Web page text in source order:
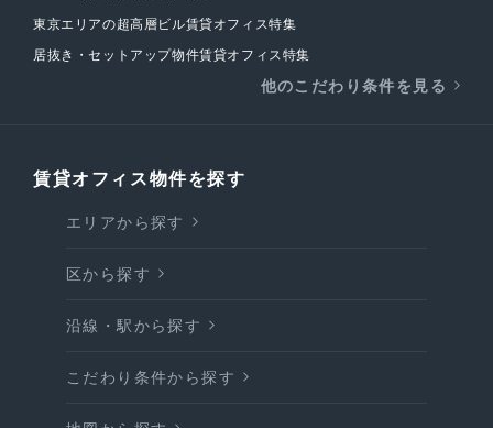
東京エリアの超高層ビル賃貸オフィス特集
居抜き・セットアップ物件賃貸オフィス特集
他のこだわり条件を見る
賃貸オフィス物件を探す
エリアから探す
区から探す
沿線・駅から探す
こだわり条件から探す